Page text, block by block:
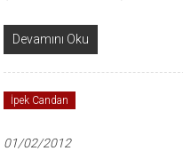
Devamını Oku
İpek Candan
01/02/2012